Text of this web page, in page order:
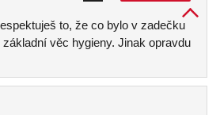
to, že co bylo v zadečku
věc hygieny. Jinak opravdu